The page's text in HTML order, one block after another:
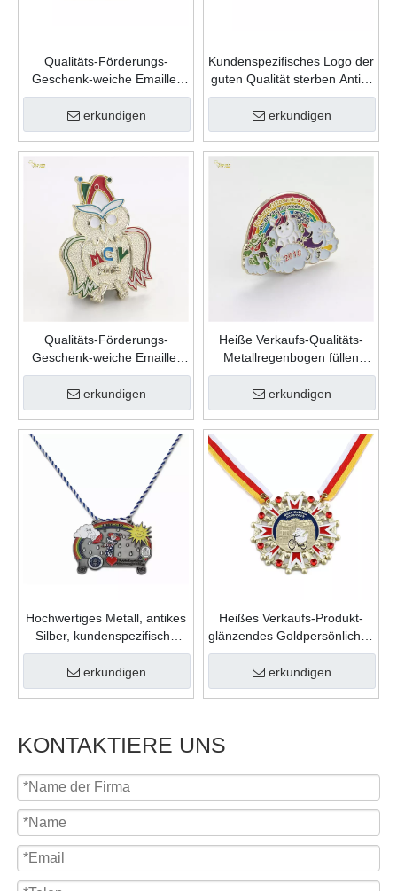
Qualitäts-Förderungs-
Geschenk-weiche Emaille-
kundenspezifische
Andenken-Form-Zink-
Legierungs-Karnevals-
Abzeichen
erkundigen
Kundenspezifisches Logo der
guten Qualität sterben Antik-
Goldmetallsport-
Gedenkkarnevals-Abzeichen
erkundigen
Qualitäts-Förderungs-
Geschenk-weiche Emaille-
kundenspezifische nette
Form-Zink-Legierungs-
Karnevalsnadel
erkundigen
Heiße Verkaufs-Qualitäts-
Metallregenbogen füllen
Farbe weiche Emaille-
kundenspezifische
Anstecknadel ein
erkundigen
Hochwertiges Metall, antikes
Silber, kundenspezifische
Form, Gießfüllung, Farben,
Karnevalsmedaille für
Feiergeschenk
erkundigen
Heißes Verkaufs-Produkt-
glänzendes Goldpersönliches
Geschenk-Zink-Legierungs-
weicher Emaille-
kundenspezifisches Logo-
erkundigen
KONTAKTIERE UNS